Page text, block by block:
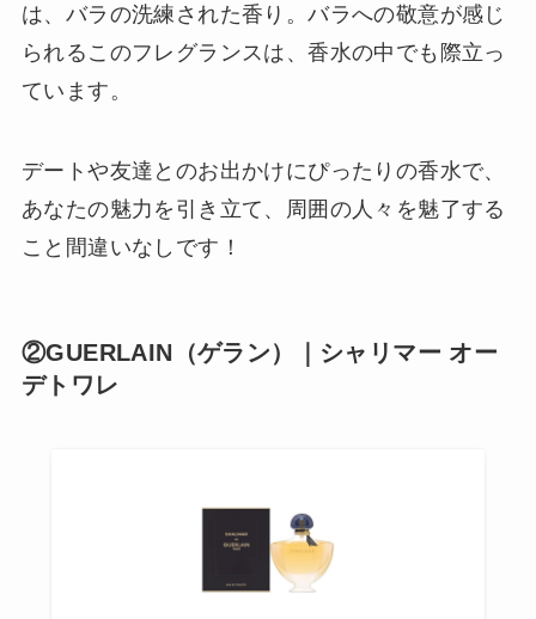
は、バラの洗練された香り。バラへの敬意が感じ
られるこのフレグランスは、香水の中でも際立っ
ています。
デートや友達とのお出かけにぴったりの香水で、
あなたの魅力を引き立て、周囲の人々を魅了する
こと間違いなしです！
②GUERLAIN（ゲラン）｜シャリマー オー
デトワレ